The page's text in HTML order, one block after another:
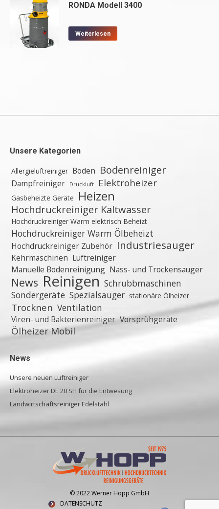
RONDA Modell 3400
Weiterlesen
Unsere Kategorien
Allergieluftreiniger Boden Bodenreiniger
Dampfreiniger Druckluft Elektroheizer
Gasbeheizte Geräte Heizen
Hochdruckreiniger Kaltwasser
Hochdruckreiniger Warm elektrisch Beheizt
Hochdruckreiniger Warm Ölbeheizt
Hochdruckreiniger Zubehör Industriesauger
Kehrmaschinen Luftreiniger
Manuelle Bodenreinigung Nass- und Trockensauger
News Reinigen Schrubbmaschinen
Sondergeräte Spezialsauger stationäre Ölheizer
Trocknen Ventilation
Viren- und Bakterienreiniger Vorsprühgeräte
Ölheizer Mobil
News
Unsere neuen Luftreiniger
Elektroheizer DE 20 SH für die Entwesung
Landwirtschaftsreiniger Edelstahl
© 2022 Werner Hopp GmbH
DATENSCHUTZ